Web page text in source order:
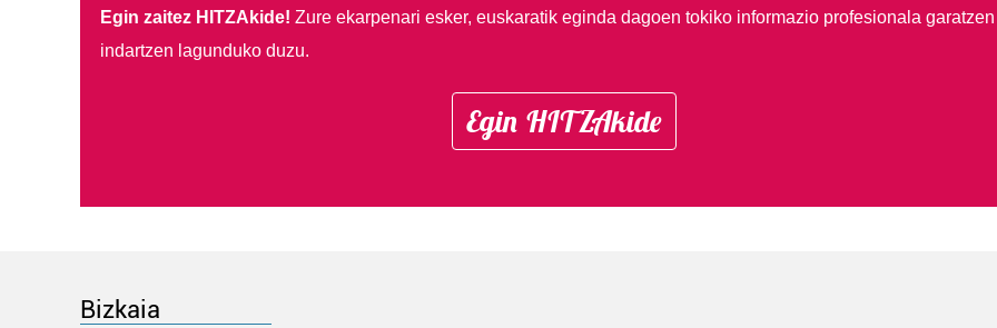
Egin zaitez HITZAkide! Zure ekarpenari esker, euskaratik eginda dagoen tokiko informazio profesionala garatzen
indartzen lagunduko duzu.
Egin HITZAkide
Bizkaia